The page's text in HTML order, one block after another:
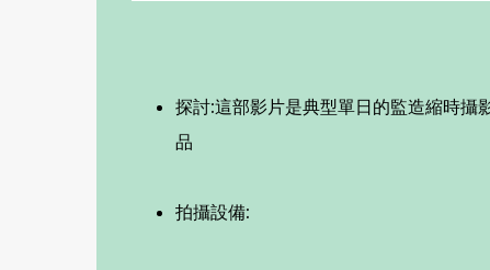
探討:這部影片是典型單日的監造縮時
品
拍攝設備: